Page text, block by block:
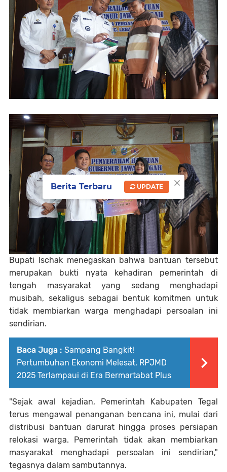
Bupati Ischak menegaskan bahwa bantuan tersebut
merupakan bukti nyata kehadiran pemerintah di
tengah masyarakat yang sedang menghadapi
musibah, sekaligus sebagai bentuk komitmen untuk
tidak membiarkan warga menghadapi persoalan ini
sendirian.
Baca Juga : Sampang Bangkit!
Pertumbuhan Ekonomi Melesat, RPJMD
2025 Terlampaui di Era Bermartabat Plus
"Sejak awal kejadian, Pemerintah Kabupaten Tegal
terus mengawal penanganan bencana ini, mulai dari
distribusi bantuan darurat hingga proses persiapan
relokasi warga. Pemerintah tidak akan membiarkan
masyarakat menghadapi persoalan ini sendirian,"
tegasnya dalam sambutannya.
×
Berita Terbaru UPDATE